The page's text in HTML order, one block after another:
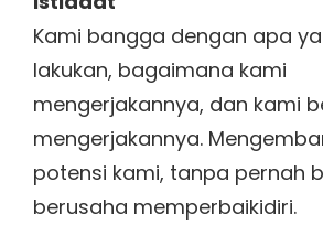
Kami bangga dengan apa
lakukan, bagaimana kami
mengerjakannya, dan kami
mengerjakannya.
potensi kami, tanpa pernah
berusaha memperbaikidiri.